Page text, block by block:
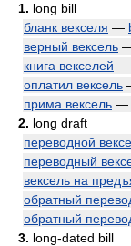
1. long bill
бланк векселя —
верный вексель
книга векселей —
оплатил вексель
прима вексель —
2. long draft
переводной
переводный
вексель на
обратный
обратный
3. long-dated bill